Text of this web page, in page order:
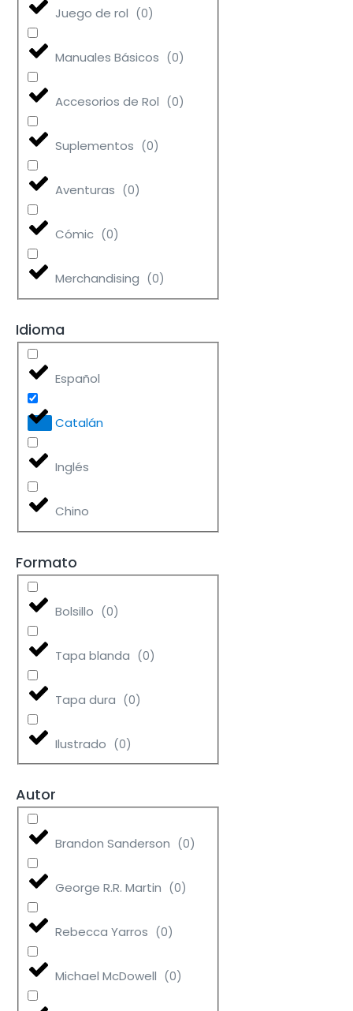
Juego de rol (0)
Manuales Básicos (0)
Accesorios de Rol (0)
Suplementos (0)
Aventuras (0)
Cómic (0)
Merchandising (0)
Idioma
Español
Catalán
Inglés
Chino
Formato
Bolsillo (0)
Tapa blanda (0)
Tapa dura (0)
Ilustrado (0)
Autor
Brandon Sanderson (0)
George R.R. Martin (0)
Rebecca Yarros (0)
Michael McDowell (0)